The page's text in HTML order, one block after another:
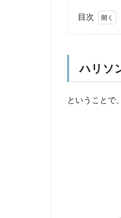
目次
ン・
フォ
さん
のホ
ハリソ
ということで